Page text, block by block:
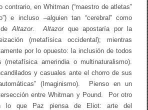
contrario, en Whitman (“maestro de atletas”
e incluso –alguien tan “cerebral” como
Altazor. Altazorque apostaría por la
(metafísica occidental); mientras
por lo opuesto: la inclusión de todos
(metafísica amerindia o multinaturalismo).
y casuales ante el chorro de sus
(Imaginismo). Pienso en un
entre Whitman y Pound. Por otro
lo que Paz piensa de Eliot: arte del